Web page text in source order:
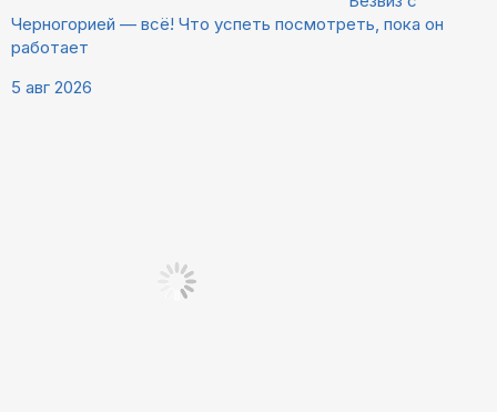
Черногорией — всё! Что успеть посмотреть, пока он
работает
5 авг 2026